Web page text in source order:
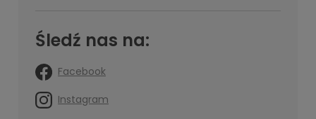
Śledź nas na:
Facebook
Instagram